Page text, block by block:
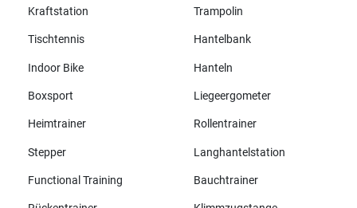
Kraftstation Trampolin
Tischtennis Hantelbank
Indoor Bike Hanteln
Boxsport Liegeergometer
Heimtrainer Rollentrainer
Stepper Langhantelstation
Functional Training Bauchtrainer